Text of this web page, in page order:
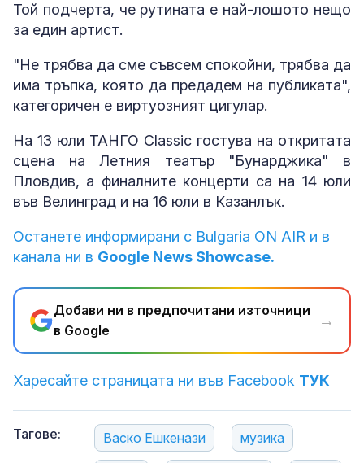
Той подчерта, че рутината е най-лошото нещо
за един артист.
"Не трябва да сме съвсем спокойни, трябва да
има тръпка, която да предадем на публиката",
категоричен е виртуозният цигулар.
На 13 юли ТАНГО Classic гостува на откритата
сцена на Летния театър "Бунарджика" в
Пловдив, а финалните концерти са на 14 юли
във Велинград и на 16 юли в Казанлък.
Останете информирани с Bulgaria ON AIR и в
канала ни в Google News Showcase.
Добави ни в предпочитани източници
в Google
→
Харесайте страницата ни във Facebook ТУК
Тагове: Васко Ешкенази музика